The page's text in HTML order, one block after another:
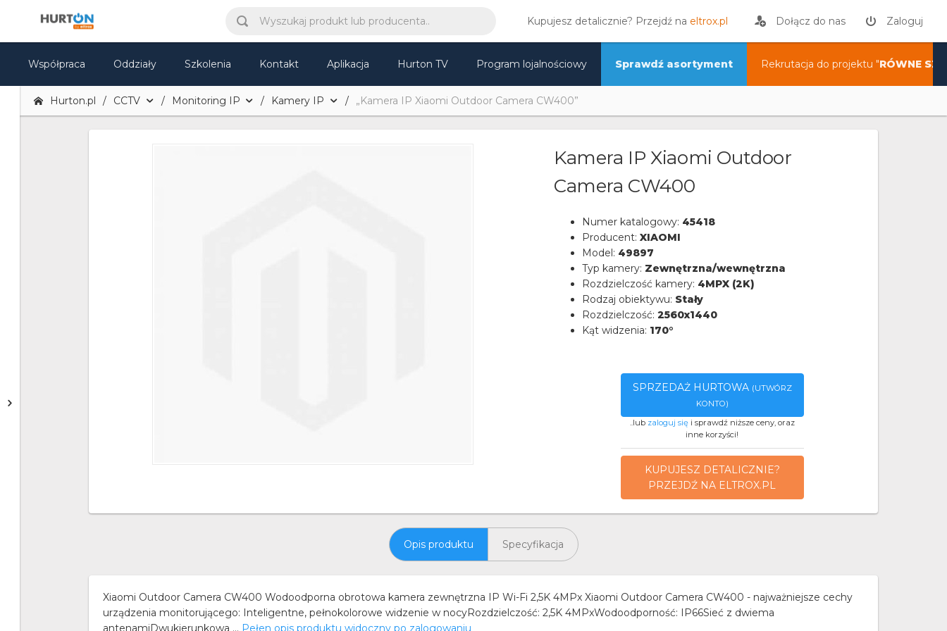
Kupujesz detalicznie? Przejdź na eltrox.pl Dołącz do nas Zaloguj
Współpraca Oddziały Szkolenia Kontakt Aplikacja Hurton TV Program lojalnościowy Sprawdź asortyment Rekrutacja do projektu "RÓWNE
Hurton.pl CCTV Monitoring IP Kamery IP „Kamera IP Xiaomi Outdoor Camera CW400”
Kamera IP Xiaomi Outdoor
Camera CW400
Numer katalogowy: 45418
Producent: XIAOMI
Model: 49897
Typ kamery: Zewnętrzna/wewnętrzna
Rozdzielczość kamery: 4MPX (2K)
Rodzaj obiektywu: Stały
Rozdzielczość: 2560x1440
Kąt widzenia: 170°
SPRZEDAŻ HURTOWA (UTWÓRZ
KONTO)
..lub zaloguj sięi sprawdź niższe ceny, oraz
inne korzyści!
KUPUJESZ DETALICZNIE?
PRZEJDŹ NA ELTROX.PL
Opis produktu Specyfikacja
Xiaomi Outdoor Camera CW400 Wodoodporna obrotowa kamera zewnętrzna IP Wi-Fi 2,5K 4MPx Xiaomi Outdoor Camera CW400 - najważniejsze cechy
urządzenia monitorującego: Inteligentne, pełnokolorowe widzenie w nocyRozdzielczość: 2,5K 4MPxWodoodporność: IP66Sieć z dwiema
antenamiDwukierunkowa ... Pełen opis produktu widoczny po zalogowaniu